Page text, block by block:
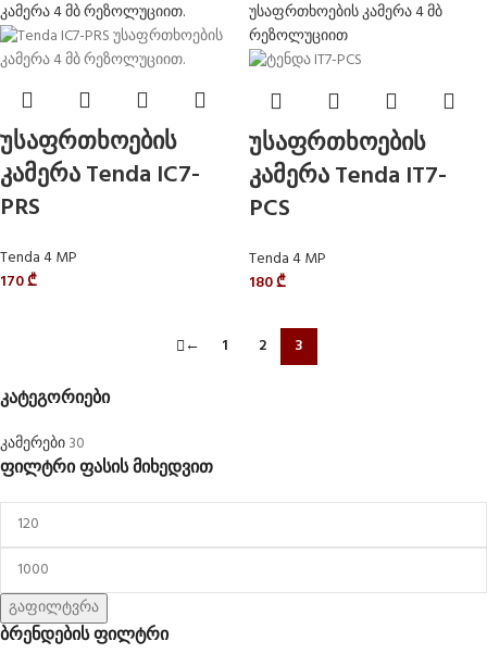
კატეგორიები
კამერები30
ფილტრი ფასის მიხედვით
გაფილტვრა
ბრენდების ფილტრი
უსაფრთხოების
კამერა Tenda IC7-
PRS
Tenda 4 MP
170₾
უსაფრთხოების
კამერა Tenda IT7-
PCS
Tenda 4 MP
180₾
← 1 2 3